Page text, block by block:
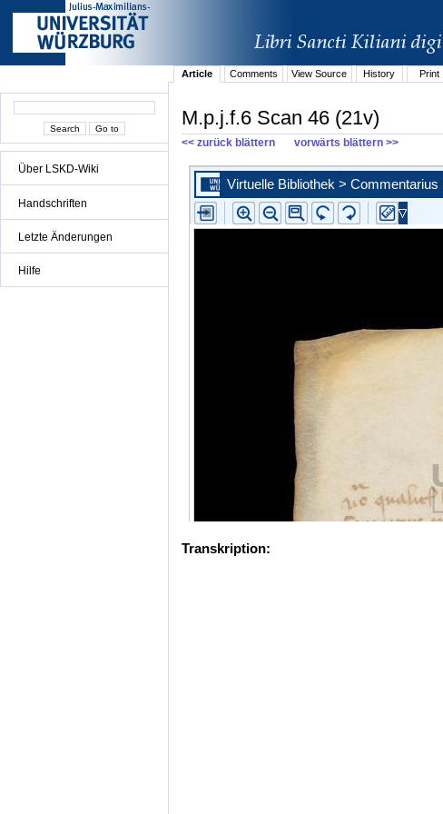
Über LSKD-Wiki
Handschriften
Letzte Änderungen
Hilfe
Article
Comments View Source History Print
M.p.j.f.6 Scan 46 (21v)
<< zurück blättern vorwärts blättern >>
Transkription: